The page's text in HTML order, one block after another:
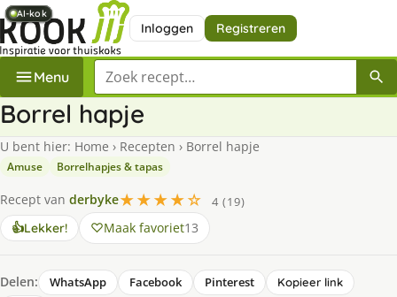
Inloggen Registreren
Menu Zoek een recept
Borrel hapje
U bent hier: Home › Recepten › Borrel hapje
Amuse Borrelhapjes & tapas
Recept van derbyke★★★★☆
4 (19)
👍Lekker! Maak favoriet13
Delen: WhatsApp Facebook Pinterest
Kopieer link
AI-kok
AI-kok
AI-kok
AI-kok
AI-kok
AI-kok